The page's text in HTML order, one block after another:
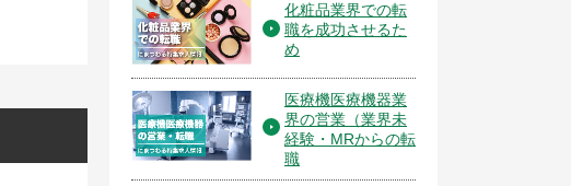
化粧品業界での転
職を成功させるた
め
医療機医療機器業
界の営業（業界未
経験・MRからの転
職